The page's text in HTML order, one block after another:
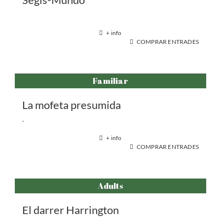
+ info
COMPRAR ENTRADES
Familiar
La mofeta presumida
.
+ info
COMPRAR ENTRADES
Adults
El darrer Harrington